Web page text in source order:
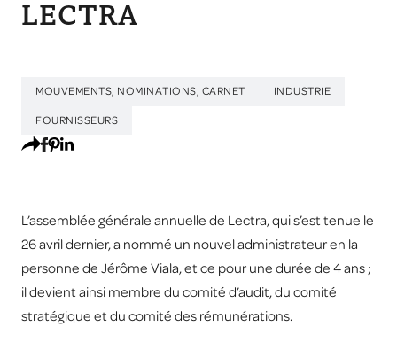
LECTRA
MOUVEMENTS, NOMINATIONS, CARNET INDUSTRIE
FOURNISSEURS
L’assemblée générale annuelle de Lectra, qui s’est tenue le
26 avril dernier, a nommé un nouvel administrateur en la
personne de Jérôme Viala, et ce pour une durée de 4 ans ;
il devient ainsi membre du comité d’audit, du comité
stratégique et du comité des rémunérations.